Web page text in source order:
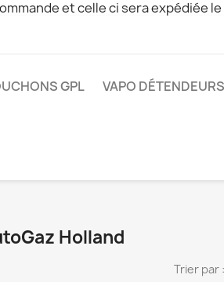
et celle ci sera expédiée
GPL VAPO
Holland
Trier par :